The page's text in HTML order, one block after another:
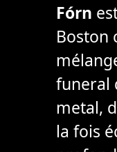
Fórn
Boston
funeral
metal,
la fois